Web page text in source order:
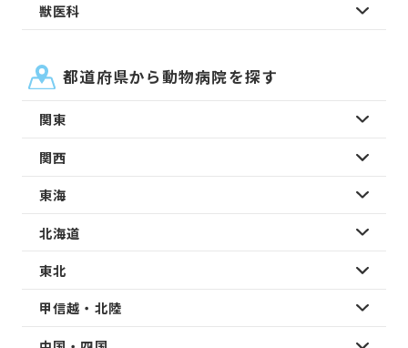
獣医科
都道府県から動物病院を探す
関東
関西
東海
北海道
東北
甲信越・北陸